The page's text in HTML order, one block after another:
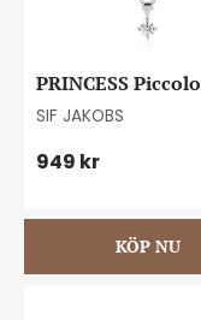
PRINCESS Piccolo
pendant necklace
SIF JAKOBS
949 kr